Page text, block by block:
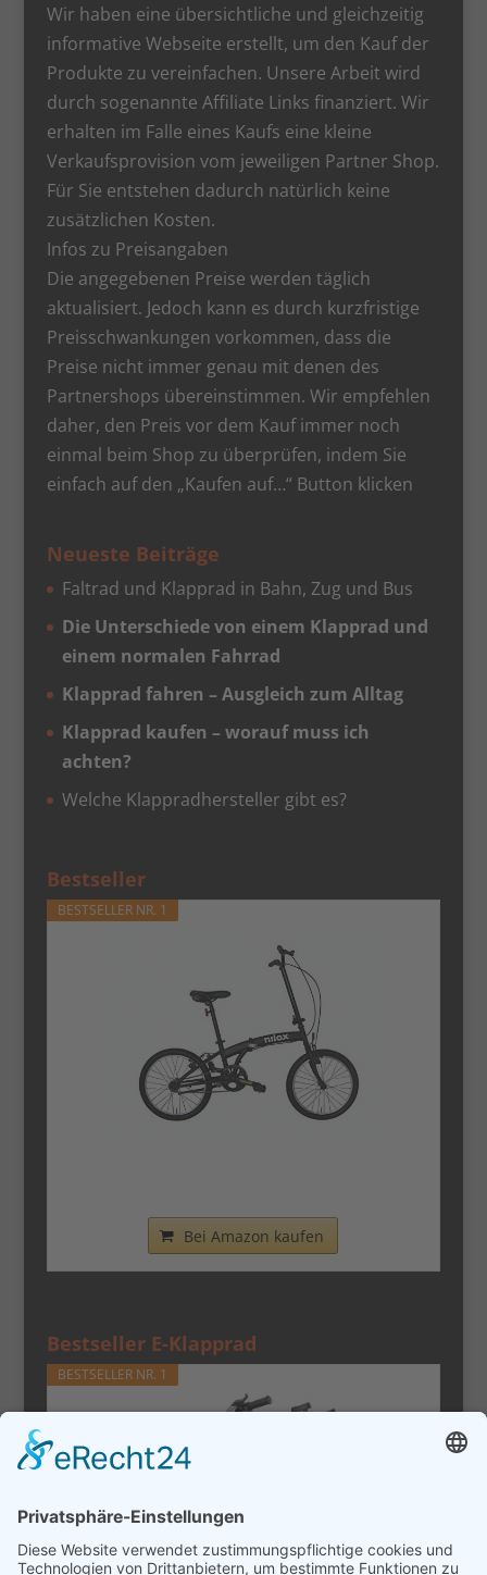
Wir haben eine übersichtliche und gleichzeitig
informative Webseite erstellt, um den Kauf der
Produkte zu vereinfachen. Unsere Arbeit wird
durch sogenannte Affiliate Links finanziert. Wir
erhalten im Falle eines Kaufs eine kleine
Verkaufsprovision vom jeweiligen Partner Shop.
Für Sie entstehen dadurch natürlich keine
zusätzlichen Kosten.
Infos zu Preisangaben
Die angegebenen Preise werden täglich
aktualisiert. Jedoch kann es durch kurzfristige
Preisschwankungen vorkommen, dass die
Preise nicht immer genau mit denen des
Partnershops übereinstimmen. Wir empfehlen
daher, den Preis vor dem Kauf immer noch
einmal beim Shop zu überprüfen, indem Sie
einfach auf den „Kaufen auf…“ Button klicken
Neueste Beiträge
Faltrad und Klapprad in Bahn, Zug und Bus
Die Unterschiede von einem Klapprad und
einem normalen Fahrrad
Klapprad fahren – Ausgleich zum Alltag
Klapprad kaufen – worauf muss ich
achten?
Welche Klappradhersteller gibt es?
Bestseller
BESTSELLER NR. 1
Bei Amazon kaufen
Bestseller E-Klapprad
BESTSELLER NR. 1